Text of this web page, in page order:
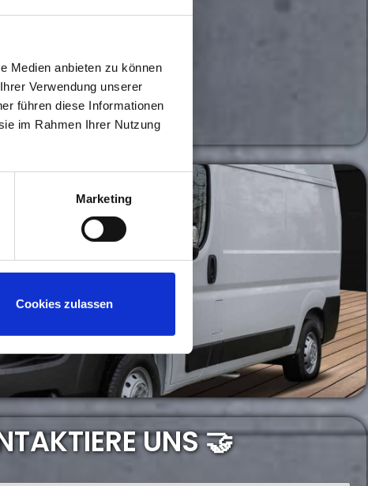
Medien anbieten zu können
Verwendung unserer
führen diese Informationen
im Rahmen Ihrer Nutzung
Marketing
Cookies zulassen
UNS 🤝